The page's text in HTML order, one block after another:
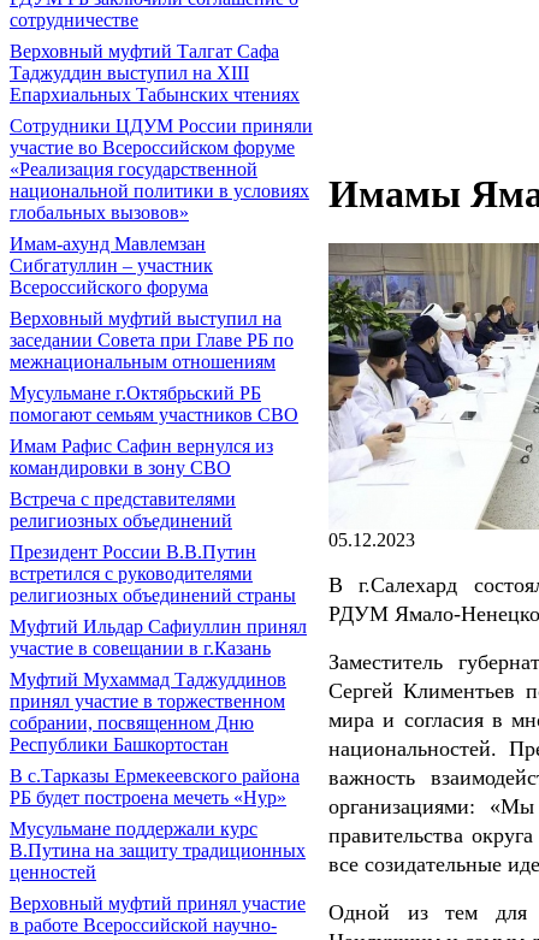
сотрудничестве
Верховный муфтий Талгат Сафа
Таджуддин выступил на ХIII
Епархиальных Табынских чтениях
Сотрудники ЦДУМ России приняли
участие во Всероссийском форуме
«Реализация государственной
национальной политики в условиях
глобальных вызовов»
Имам-ахунд Мавлемзан
Сибгатуллин – участник
Всероссийского форума
Верховный муфтий выступил на
заседании Совета при Главе РБ по
межнациональным отношениям
Мусульмане г.Октябрьский РБ
помогают семьям участников СВО
Имам Рафис Сафин вернулся из
командировки в зону СВО
Встреча с представителями
религиозных объединений
Президент России В.В.Путин
встретился с руководителями
религиозных объединений страны
Муфтий Ильдар Сафиуллин принял
участие в совещании в г.Казань
Муфтий Мухаммад Таджуддинов
принял участие в торжественном
собрании, посвященном Дню
Республики Башкортостан
В с.Тарказы Ермекеевского района
РБ будет построена мечеть «Нур»
Мусульмане поддержали курс
В.Путина на защиту традиционных
ценностей
Верховный муфтий принял участие
в работе Всероссийской научно-
Имамы
05.12.2023
В г.Салехард
РДУМ Ямало-
Заместитель
Сергей Климентьев
мира и согласия в
национальностей.
важность
организациями:
правительства
все созидательные
Одной из тем для